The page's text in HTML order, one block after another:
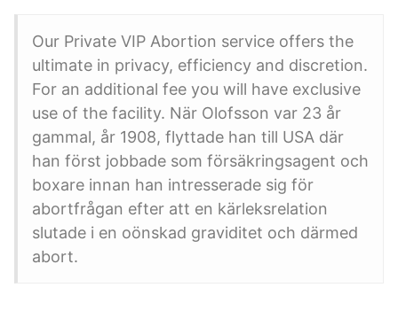
Our Private VIP Abortion service offers the
ultimate in privacy, efficiency and discretion.
For an additional fee you will have exclusive
use of the facility. När Olofsson var 23 år
gammal, år 1908, flyttade han till USA där
han först jobbade som försäkringsagent och
boxare innan han intresserade sig för
abortfrågan efter att en kärleksrelation
slutade i en oönskad graviditet och därmed
abort.